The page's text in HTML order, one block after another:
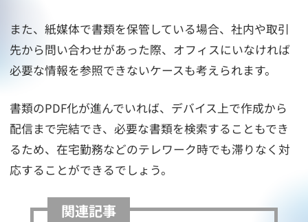
また、紙媒体で書類を保管している場合、社内や取引
先から問い合わせがあった際、オフィスにいなければ
必要な情報を参照できないケースも考えられます。
書類のPDF化が進んでいれば、デバイス上で作成から
配信まで完結でき、必要な書類を検索することもでき
るため、在宅勤務などのテレワーク時でも滞りなく対
応することができるでしょう。
関連記事